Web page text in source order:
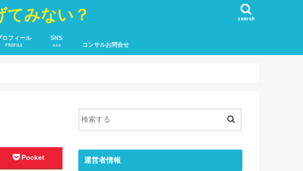
てみない？ search
ロフィール
PROFILE
SNS
sns コンサルお問合せ
Pocket 運営者情報